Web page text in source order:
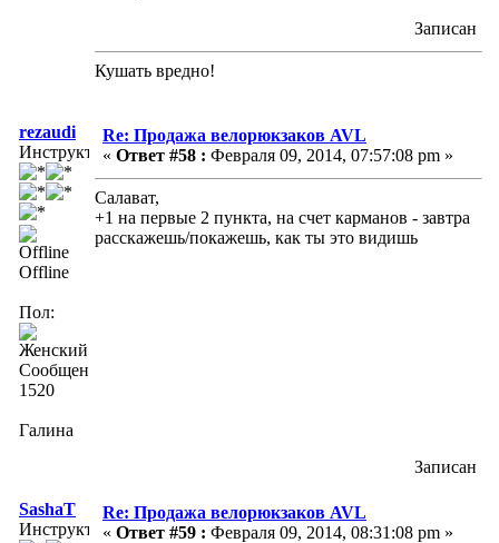
Записан
Кушать вредно!
rezaudi
Инструктор
Offline
Пол:
Сообщений:
1520
Галина
Re: Продажа велорюкзаков AVL
« Ответ #58 : Февраля 09, 2014, 07:57:08 pm »
Салават,
+1 на первые 2 пункта, на счет карманов - завтра
расскажешь/покажешь, как ты это видишь
Записан
SashaT
Инструктор
Re: Продажа велорюкзаков AVL
« Ответ #59 : Февраля 09, 2014, 08:31:08 pm »